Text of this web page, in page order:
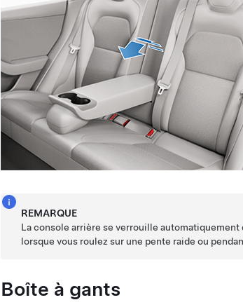
REMARQUE
La console arrière se verrouille
lorsque vous roulez sur une pente raide ou
Boîte à gants